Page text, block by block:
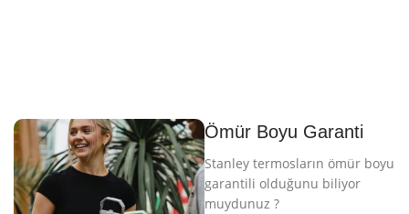
Ömür Boyu Garanti
Stanley termosların ömür boyu
garantili olduğunu biliyor
muydunuz ?